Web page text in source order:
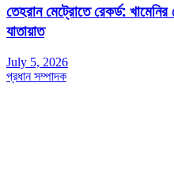
তেহরান মেট্রোতে রেকর্ড: খামেনির
যাতায়াত
July 5, 2026
প্রধান সম্পাদক